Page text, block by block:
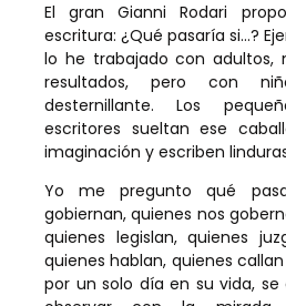
El gran Gianni Rodari
escritura: ¿Qué pasaría si…?
lo he trabajado con adultos,
resultados, pero con
desternillante. Los
escritores sueltan ese
imaginación y escriben
Yo me pregunto qué
gobiernan, quienes nos
quienes legislan, quienes
quienes hablan, quienes
por un solo día en su vida,